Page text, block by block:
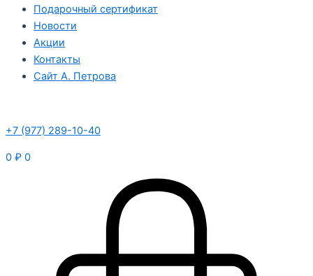
Подарочный сертификат
Новости
Акции
Контакты
Сайт А. Петрова
+7 (977) 289-10-40
0 ₽ 0